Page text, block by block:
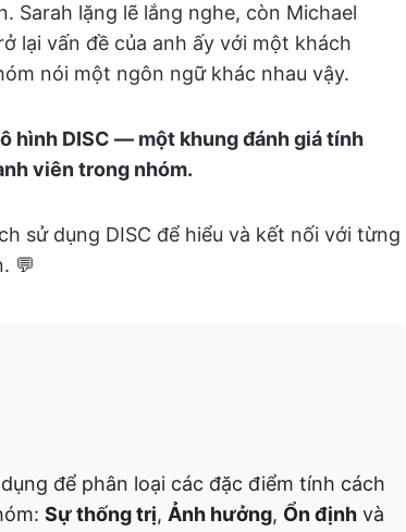
Sarah lặng lẽ lắng nghe, còn Michael
lại vấn đề của anh ấy với một khách
nói một ngôn ngữ khác nhau vậy.
hình DISC — một khung đánh giá tính
viên trong nhóm.
sử dụng DISC để hiểu và kết nối với từng
💬
để phân loại các đặc điểm tính cách
Sự thống trị, Ảnh hưởng, Ổn định và